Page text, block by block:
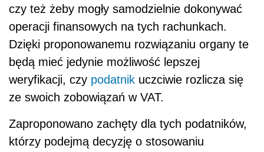
czy też żeby mogły samodzielnie dokonywać
operacji finansowych na tych rachunkach.
Dzięki proponowanemu rozwiązaniu organy te
będą mieć jedynie możliwość lepszej
weryfikacji, czy podatnik uczciwie rozlicza się
ze swoich zobowiązań w VAT.
Zaproponowano zachęty dla tych podatników,
którzy podejmą decyzję o stosowaniu